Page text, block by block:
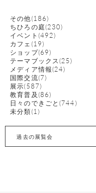
その他(186)
ちひろの庭(230)
イベント(492)
カフェ(19)
ショップ(69)
テーマブックス(25)
メディア情報(24)
国際交流(7)
展示(587)
教育普及(86)
日々のできごと(744)
未分類(1)
過去の展覧会